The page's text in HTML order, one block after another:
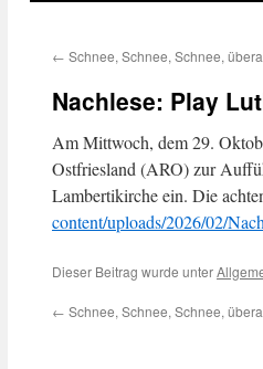
← Schnee, Schnee, Schnee,
Nachlese: Play
Am Mittwoch, dem 29.
Ostfriesland (ARO) zur
Lambertikirche ein. Die
content/uploads/2026/02/
Dieser Beitrag wurde unter
← Schnee, Schnee, Schnee,